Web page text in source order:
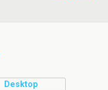
Desktop